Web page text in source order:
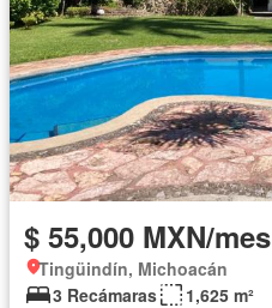
$ 55,000 MXN/mes
Tingüindín, Michoacán
3 Recámaras
1,625 m²